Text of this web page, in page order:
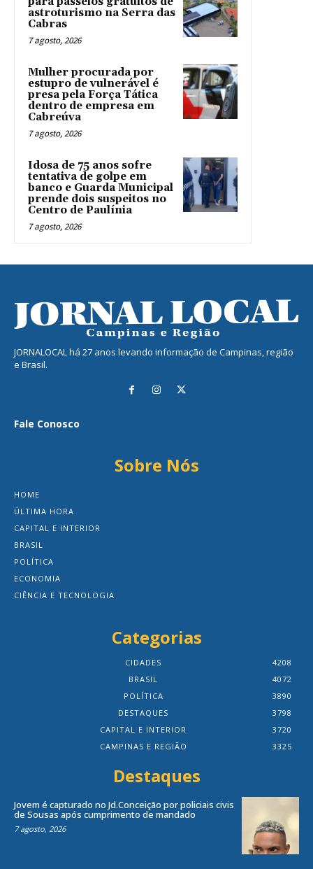
astroturismo na Serra das
Cabras
7 agosto, 2026
Mulher procurada por
estupro de vulnerável é
presa pela Força Tática
dentro de empresa em
Cabreúva
7 agosto, 2026
Idosa de 75 anos sofre
tentativa de golpe em
banco e Guarda Municipal
prende dois suspeitos no
Centro de Paulínia
7 agosto, 2026
JORNALOCAL há 27 anos levando informação de Campinas, região
e Brasil.
Fale Conosco
Sobre Nós
HOME
ÚLTIMA HORA
CAPITAL E INTERIOR
BRASIL
POLÍTICA
ECONOMIA
CIÊNCIA E TECNOLOGIA
Categorias
CIDADES
4208
BRASIL
4072
POLÍTICA
3890
DESTAQUES
3798
CAPITAL E INTERIOR
3720
CAMPINAS E REGIÃO
3325
Destaques
Jovem é capturado no Jd.Conceição por policiais civis
de Sousas após cumprimento de mandado
7 agosto, 2026